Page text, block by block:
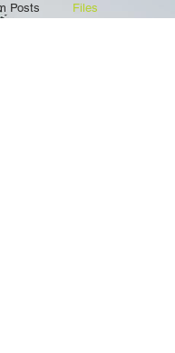
Posts Files